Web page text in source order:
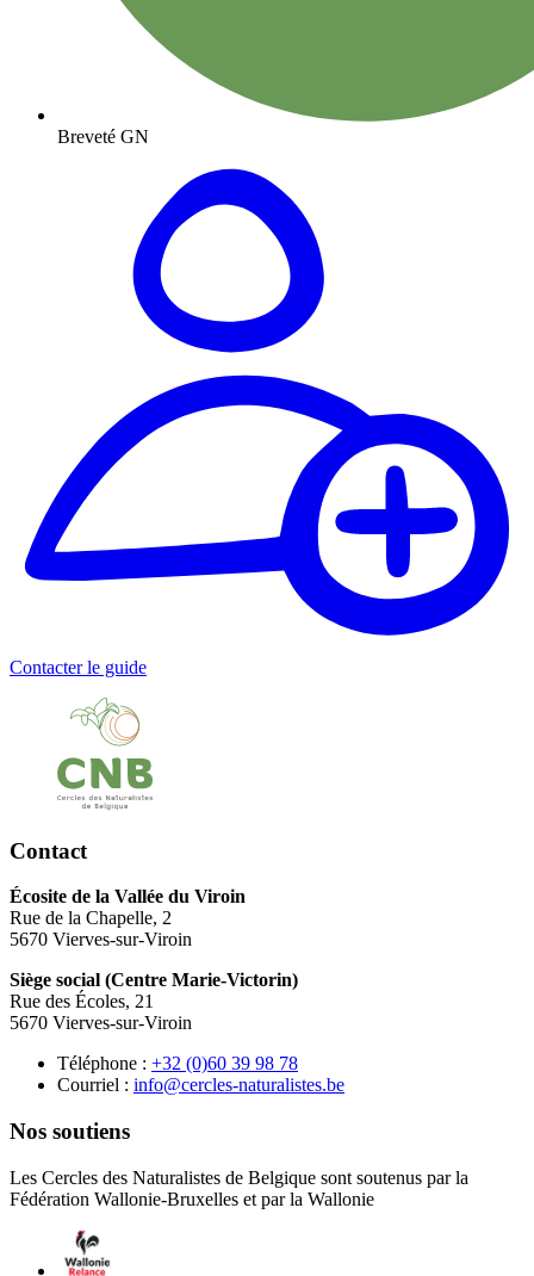
Breveté GN
Contacter le guide
Contact
Écosite de la Vallée du Viroin
Rue de la Chapelle, 2
5670 Vierves-sur-Viroin
Siège social (Centre Marie-Victorin)
Rue des Écoles, 21
5670 Vierves-sur-Viroin
Téléphone : 87 89 93 06(0) 23+
Courriel : eb.setsilarutan-selcrec@ofni
Nos soutiens
Les Cercles des Naturalistes de Belgique sont soutenus par la
Fédération Wallonie-Bruxelles et par la Wallonie